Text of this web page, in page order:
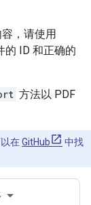
，请使用
的 ID 和正确的
方法以 PDF
在GitHub
中找